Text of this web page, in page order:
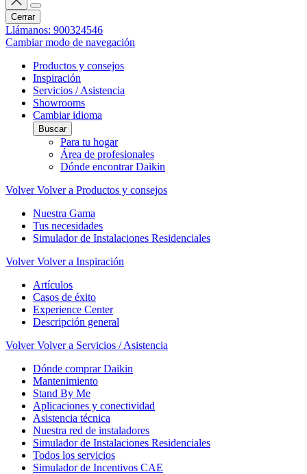
Cerrar
Llámanos: 900324546
Cambiar modo de navegación
Productos y consejos
Inspiración
Servicios / Asistencia
Showrooms
Cambiar idioma
Buscar
Para tu hogar
Área de profesionales
Dónde encontrar Daikin
Volver Volver a Productos y consejos
Nuestra Gama
Tus necesidades
Simulador de Instalaciones Residenciales
Volver Volver a Inspiración
Artículos
Casos de éxito
Experience Center
Descripción general
Volver Volver a Servicios / Asistencia
Dónde comprar Daikin
Mantenimiento
Stand By Me
Aplicaciones y conectividad
Asistencia técnica
Nuestra red de instaladores
Simulador de Instalaciones Residenciales
Todos los servicios
Simulador de Incentivos CAE